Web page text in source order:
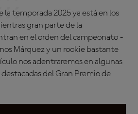
la temporada 2025 ya está en los
gran parte de la
en el orden del campeonato -
Márquez y un rookie bastante
nos adentraremos en algunas
del Gran Premio de